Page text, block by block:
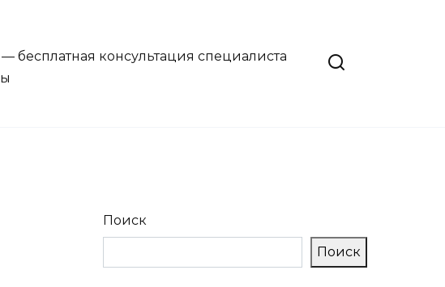
бесплатная консультация специалиста
Поиск
Поиск